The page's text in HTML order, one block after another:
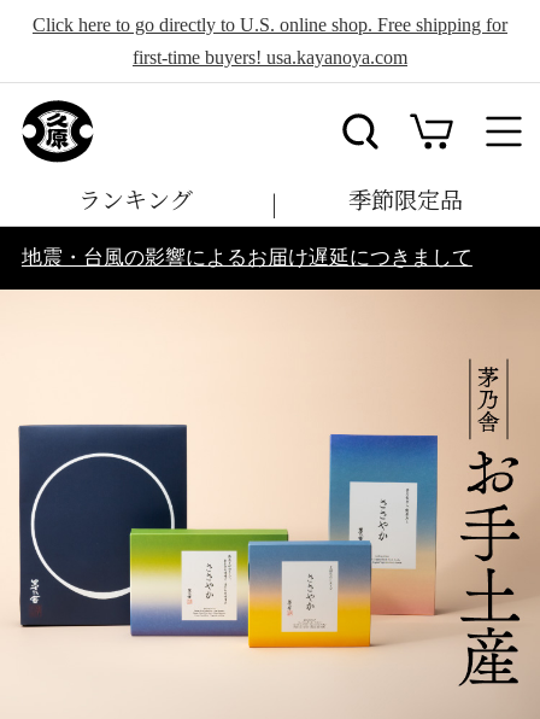
Click here to go directly to U.S. online shop. Free shipping for
first-time buyers! usa.kayanoya.com
ランキング 季節限定品
地震・台風の影響によるお届け遅延につきまして